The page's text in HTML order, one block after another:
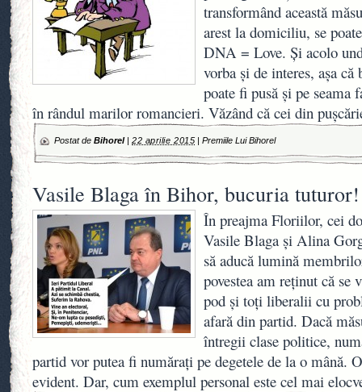
transformând această
arest la domiciliu, se
DNA = Love. Şi acolo
vorba şi de interes, aşa că
poate fi pusă şi pe
în rândul marilor romancieri. Văzând că cei din
Postat de Bihorel| 22 aprilie 2015 |Premiile Lui Bihorel
Vasile Blaga în Bihor, bucuria tuturor!
În preajma Floriilor, cei
Vasile Blaga şi Alina
să aducă lumină
povestea am reţinut că
pod şi toţi liberalii cu
afară din partid. Dacă
întregii clase politice,
partid vor putea fi număraţi pe degetele de la o mână.
evident. Dar, cum exemplul personal este cel mai